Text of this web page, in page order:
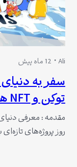
Ali 12 ماه پیش
سفر به دنیای
توکن و NFT های آن
مقدمه : معرفی
روز پروژه‌های